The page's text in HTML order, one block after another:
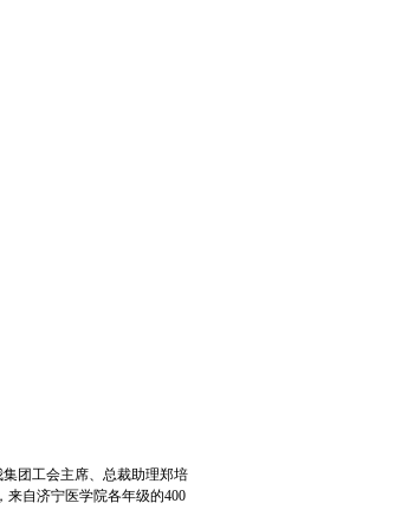
团工会主席、总裁助理郑培
来自济宁医学院各年级的400